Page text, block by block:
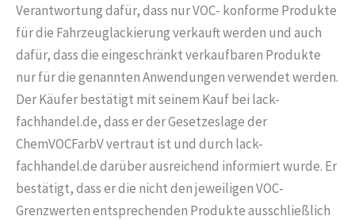
Verantwortung dafür, dass nur VOC- konforme Produkte
für die Fahrzeuglackierung verkauft werden und auch
dafür, dass die eingeschränkt verkaufbaren Produkte
nur für die genannten Anwendungen verwendet werden.
Der Käufer bestätigt mit seinem Kauf bei lack-
fachhandel.de, dass er der Gesetzeslage der
ChemVOCFarbV vertraut ist und durch lack-
fachhandel.de darüber ausreichend informiert wurde. Er
bestätigt, dass er die nicht den jeweiligen VOC-
Grenzwerten entsprechenden Produkte ausschließlich